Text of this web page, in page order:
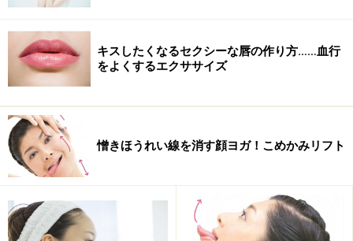
キスしたくなるセクシーな唇の作り方……血行
をよくするエクササイズ
憎きほうれい線を消す顔ヨガ！こめかみリフト